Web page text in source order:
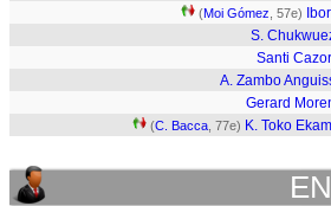
(Moi Gómez , 57e)
S.
Santi
A. Zambo
Gerard
(C. Bacca , 77e) K. Toko